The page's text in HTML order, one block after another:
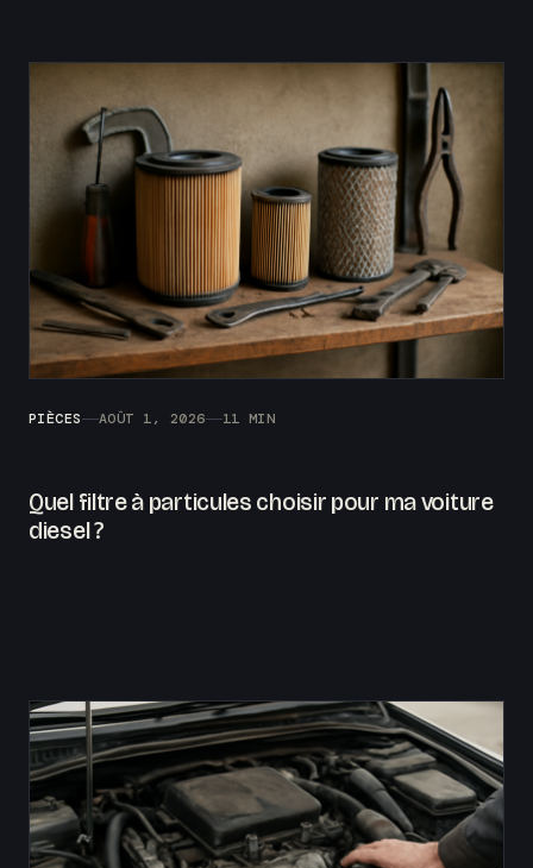
PIÈCES AOÛT 1, 2026 11 MIN
Quel filtre à particules choisir pour ma voiture
diesel ?